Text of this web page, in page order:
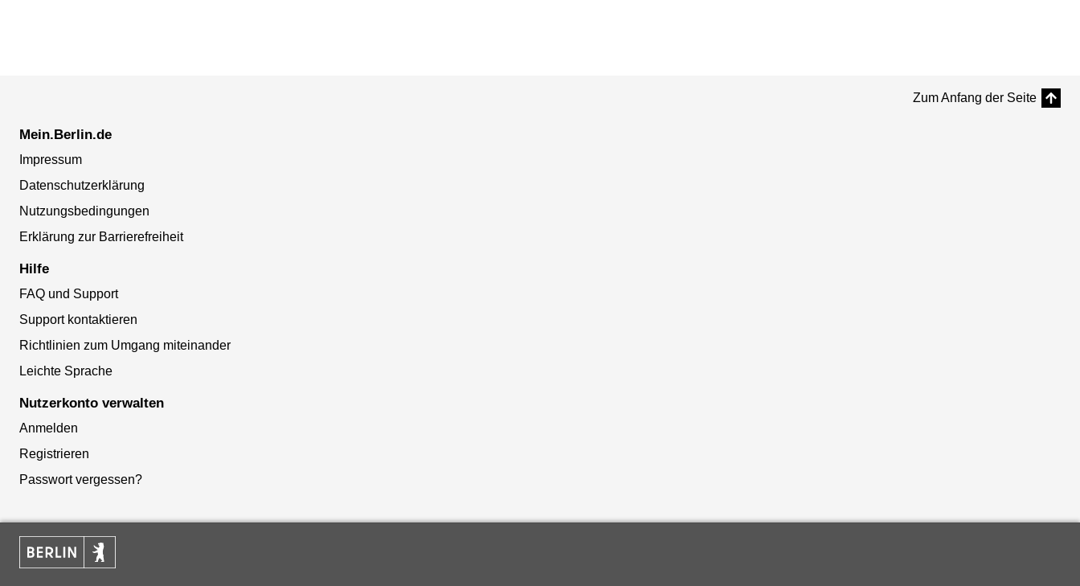
Zum Anfang der Seite
Mein.Berlin.de
Impressum
Datenschutzerklärung
Nutzungsbedingungen
Erklärung zur Barrierefreiheit
Hilfe
FAQ und Support
Support kontaktieren
Richtlinien zum Umgang miteinander
Leichte Sprache
Nutzerkonto verwalten
Anmelden
Registrieren
Passwort vergessen?